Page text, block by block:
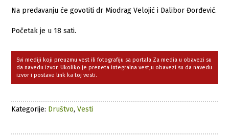
Na predavanju će govotiti dr Miodrag Velojić i Dalibor Đorđević.
Početak je u 18 sati.
Svi mediji koji preuzmu vest ili fotografiju sa portala Za media u obavezi su
da navedu izvor. Ukoliko je preneta integralna vest,u obavezi su da navedu
izvor i postave link ka toj vesti.
Kategorije: Društvo,Vesti